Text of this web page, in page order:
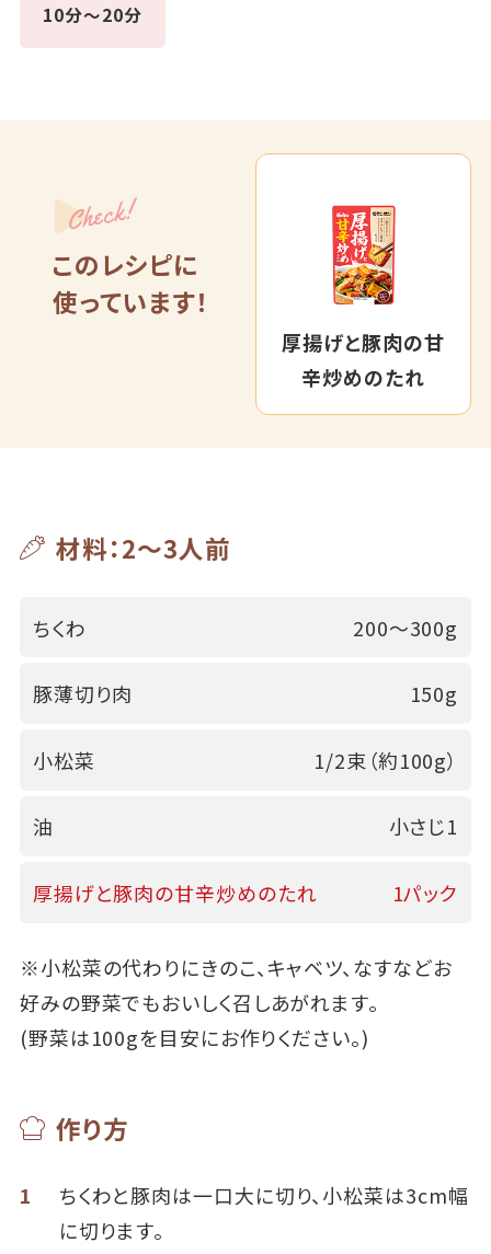
10分～20分
Check!
このレシピに
使っています！
厚揚げと豚肉の甘
辛炒めのたれ
材料：2～3人前
ちくわ 200～300g
豚薄切り肉 150g
小松菜 1/2束（約100g）
油 小さじ1
厚揚げと豚肉の甘辛炒めのたれ 1パック
※小松菜の代わりにきのこ、キャベツ、なすなどお
好みの野菜でもおいしく召しあがれます。
(野菜は100gを目安にお作りください。)
作り方
1
ちくわと豚肉は一口大に切り、小松菜は3cm幅
に切ります。